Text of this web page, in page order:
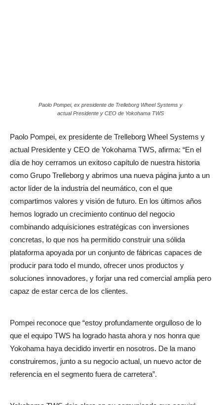
Paolo Pompei, ex presidente de Trelleborg Wheel Systems y
actual Presidente y CEO de Yokohama TWS
Paolo Pompei, ex presidente de Trelleborg Wheel Systems y
actual Presidente y CEO de Yokohama TWS, afirma: “En el
día de hoy cerramos un exitoso capítulo de nuestra historia
como Grupo Trelleborg y abrimos una nueva página junto a un
actor líder de la industria del neumático, con el que
compartimos valores y visión de futuro. En los últimos años
hemos logrado un crecimiento continuo del negocio
combinando adquisiciones estratégicas con inversiones
concretas, lo que nos ha permitido construir una sólida
plataforma apoyada por un conjunto de fábricas capaces de
producir para todo el mundo, ofrecer unos productos y
soluciones innovadores, y forjar una red comercial amplia pero
capaz de estar cerca de los clientes.
Pompei reconoce que “estoy profundamente orgulloso de lo
que el equipo TWS ha logrado hasta ahora y nos honra que
Yokohama haya decidido invertir en nosotros. De la mano
construiremos, junto a su negocio actual, un nuevo actor de
referencia en el segmento fuera de carretera”.